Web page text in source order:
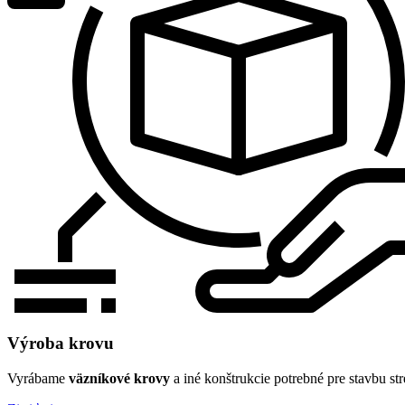
Výroba krovu
Vyrábame väzníkové krovy a iné konštrukcie potrebné pre stavbu